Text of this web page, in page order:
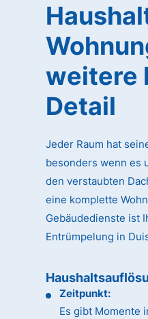
weitere
Detail
Jeder Raum hat
besonders wenn es
den verstaubten
eine komplette
Gebäudedienste ist
Entrümpelung in
Zeitpunkt:
Es gibt Momente